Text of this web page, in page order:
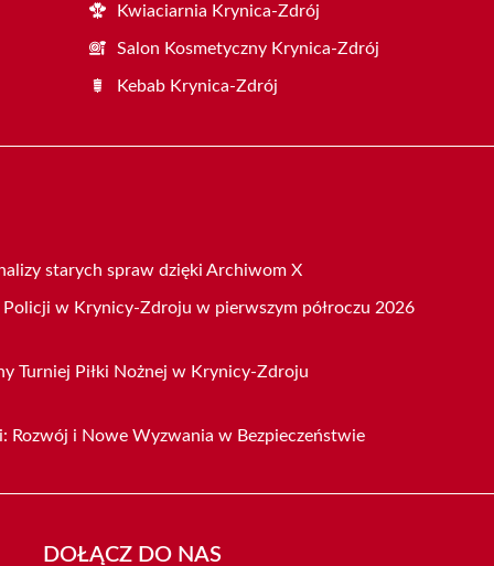
Kwiaciarnia Krynica-Zdrój
Salon Kosmetyczny Krynica-Zdrój
Kebab Krynica-Zdrój
starych spraw dzięki Archiwom X
Policji w Krynicy-Zdroju w pierwszym półroczu 2026
Turniej Piłki Nożnej w Krynicy-Zdroju
Rozwój i Nowe Wyzwania w Bezpieczeństwie
DOŁĄCZ DO NAS